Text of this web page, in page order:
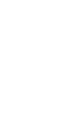
DELLE MUSE